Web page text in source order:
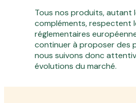
Tous nos produits, autant
compléments, respectent
réglementaires
continuer à proposer des
nous suivons donc
évolutions du marché.